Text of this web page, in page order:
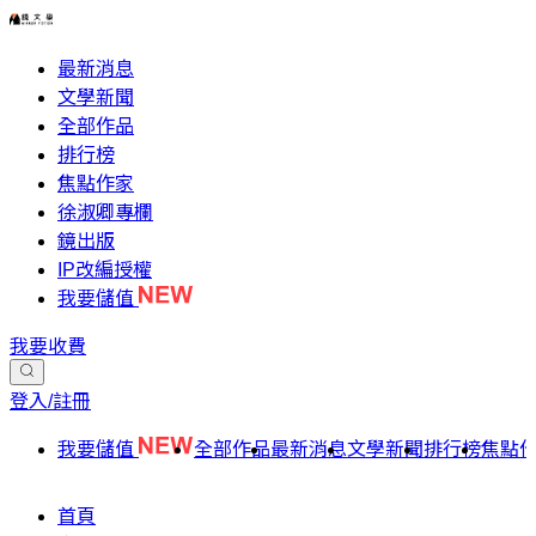
最新消息
文學新聞
全部作品
排行榜
焦點作家
徐淑卿專欄
鏡出版
IP改編授權
我要儲值
我要收費
登入/註冊
我要儲值 全部作品最新消息文學新聞排行榜焦點
首頁